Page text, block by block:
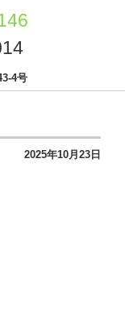
4号
2025年10月23日